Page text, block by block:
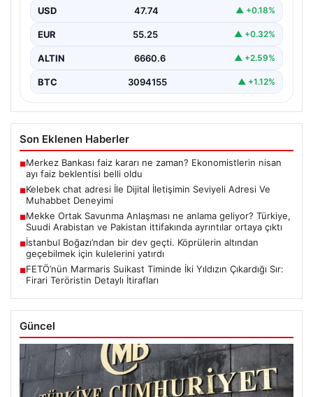
bağlantı sağlaması ciddi bir hassasiyet ifade etmektedir.
Halen…
USD 47.74 ▲ +0.18%
EUR 55.25 ▲ +0.32%
ALTIN 6660.6 ▲ +2.59%
BTC 3094155 ▲ +1.12%
Son Eklenen Haberler
■Merkez Bankası faiz kararı ne zaman? Ekonomistlerin nisan
ayı faiz beklentisi belli oldu
■Kelebek chat adresi İle Dijital İletişimin Seviyeli Adresi Ve
Muhabbet Deneyimi
■Mekke Ortak Savunma Anlaşması ne anlama geliyor? Türkiye,
Suudi Arabistan ve Pakistan ittifakında ayrıntılar ortaya çıktı
■İstanbul Boğazı’ndan bir dev geçti. Köprülerin altından
geçebilmek için kulelerini yatırdı
■FETÖ’nün Marmaris Suikast Timinde İki Yıldızın Çıkardığı Sır:
Firari Teröristin Detaylı İtirafları
Güncel